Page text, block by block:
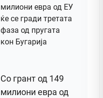
Со грант од 149
милиони евра од